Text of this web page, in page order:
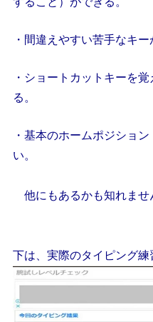
・間違えやすい苦手なキ
・ショートカットキーを
る。
・基本のホームポジショ
い。
他にもあるかも知れませ
下は、実際のタイピング